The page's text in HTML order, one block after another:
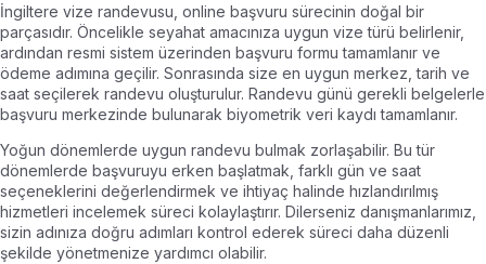
İngiltere vize randevusu, online başvuru sürecinin doğal bir
parçasıdır. Öncelikle seyahat amacınıza uygun vize türü belirlenir,
ardından resmi sistem üzerinden başvuru formu tamamlanır ve
ödeme adımına geçilir. Sonrasında size en uygun merkez, tarih ve
saat seçilerek randevu oluşturulur. Randevu günü gerekli belgelerle
başvuru merkezinde bulunarak biyometrik veri kaydı tamamlanır.
Yoğun dönemlerde uygun randevu bulmak zorlaşabilir. Bu tür
dönemlerde başvuruyu erken başlatmak, farklı gün ve saat
seçeneklerini değerlendirmek ve ihtiyaç halinde hızlandırılmış
hizmetleri incelemek süreci kolaylaştırır. Dilerseniz danışmanlarımız,
sizin adınıza doğru adımları kontrol ederek süreci daha düzenli
şekilde yönetmenize yardımcı olabilir.